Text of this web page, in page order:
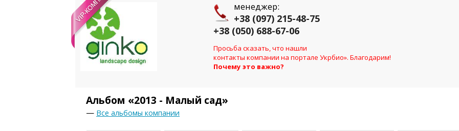
менеджер:
+38 (097) 215-48-75
+38 (050) 688-67-06
Просьба сказать, что нашли
контакты компании на портале Укрбио». Благодарим!
Почему это важно?
Альбом «2013 - Малый сад»
— Все альбомы компании